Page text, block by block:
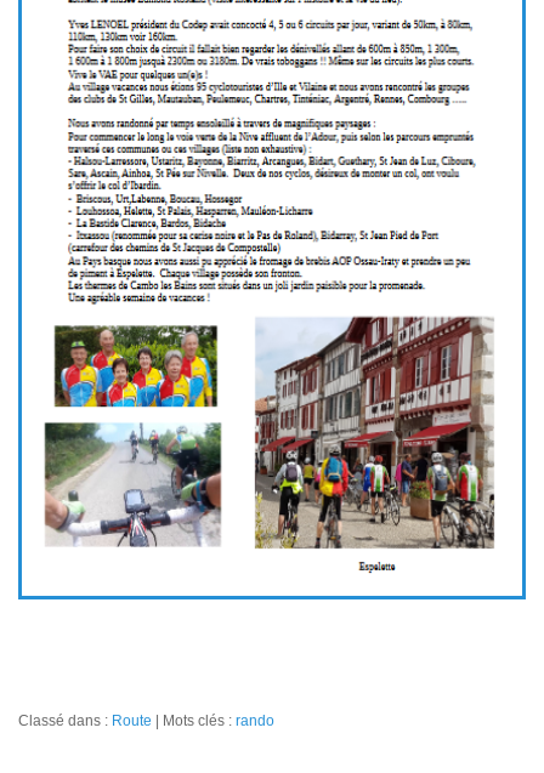
Classé dans : Route Mots clés : rando